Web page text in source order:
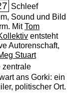
Schleef
Sound und Bild
MitTom
entsteht
Autorenschaft,
Stuart
zentrale
ans Gorki: ein
politischer Ort.